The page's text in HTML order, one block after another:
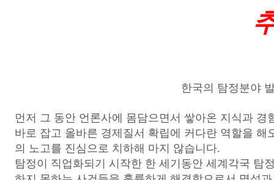
한국의 탐정분야
먼저 그 동안 언론사에 몸담으면서 쌓아온 지식과
바로 잡고 올바른 경제질서 확립에 커다란 역할을
의 노고를 진심으로 치하해 마지 않습니다.
탐정이 직업화되기 시작한 한 세기동안 세계각국 탐